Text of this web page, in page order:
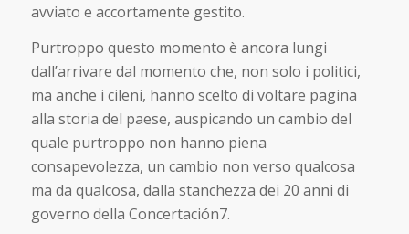
avviato e accortamente gestito.
Purtroppo questo momento è ancora lungi
dall’arrivare dal momento che, non solo i politici,
ma anche i cileni, hanno scelto di voltare pagina
alla storia del paese, auspicando un cambio del
quale purtroppo non hanno piena
consapevolezza, un cambio non verso qualcosa
ma da qualcosa, dalla stanchezza dei 20 anni di
governo della Concertación7.